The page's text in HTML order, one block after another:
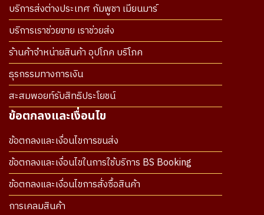
บริการส่งต่างประเทศ กัมพูชา เมียนมาร์
บริการเราช่วยขาย เราช่วยส่ง
ร้านค้าจำหน่ายสินค้า อุปโภค บริโภค
ธุรกรรมทางการเงิน
สะสมพอยท์รับสิทธิประโยชน์
ข้อตกลงและเงื่อนไข
ข้อตกลงและเงื่อนไขการขนส่ง
ข้อตกลงและเงื่อนไขในการใช้บริการ BS Booking
ข้อตกลงและเงื่อนไขการสั่งซื้อสินค้า
การเคลมสินค้า